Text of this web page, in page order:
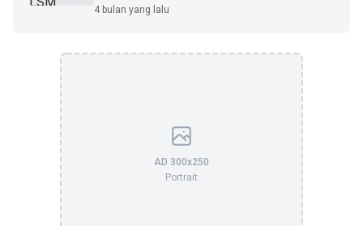
4 bulan yang lalu
AD 300x250
Portrait